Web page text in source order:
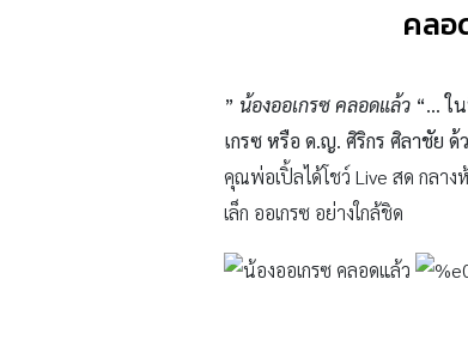
คลอ
” น้องออเกรซ คลอดแล้ว “… ใ
เกรซ หรือ ด.ญ. ศิริกร ศิลาชัย
คุณพ่อเปิ้ลได้โชว์ Live สด กลา
เล็ก ออเกรซ อย่างใกล้ชิด